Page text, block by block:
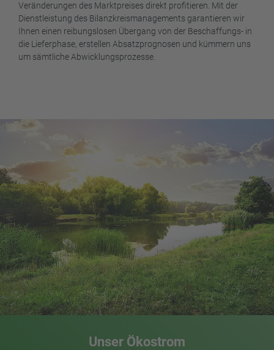
Veränderungen des Marktpreises direkt profitieren. Mit der
Dienstleistung des Bilanzkreismanagements garantieren wir
Ihnen einen reibungslosen Übergang von der Beschaffungs- in
die Lieferphase, erstellen Absatzprognosen und kümmern uns
um sämtliche Abwicklungsprozesse.
Unser Ökostrom